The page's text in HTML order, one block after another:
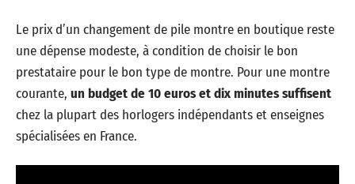
Le prix d’un changement de pile montre en boutique reste
une dépense modeste, à condition de choisir le bon
prestataire pour le bon type de montre. Pour une montre
courante, un budget de 10 euros et dix minutes suffisent
chez la plupart des horlogers indépendants et enseignes
spécialisées en France.